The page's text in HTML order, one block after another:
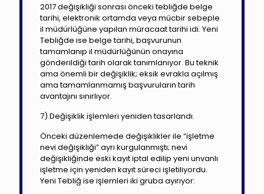
2017 değişikliği sonrası önceki tebliğde belge
tarihi, elektronik ortamda veya mücbir sebeple
il müdürlüğüne yapılan müracaat tarihi idi. Yeni
Tebliğde ise belge tarihi, başvurunun
tamamlanıp il müdürlüğünün onayına
gönderildiği tarih olarak tanımlanıyor. Bu teknik
ama önemli bir değişiklik; eksik evrakla açılmış
ama tamamlanmamış başvuruların tarih
avantajını sınırlıyor.
7) Değişiklik işlemleri yeniden tasarlandı.
Önceki düzenlemede değişiklikler ile “işletme
nevi değişikliği” ayrı kurgulanmıştı; nevi
değişikliğinde eski kayıt iptal edilip yeni unvanlı
işletme için yeniden kayıt süreci işletiliyordu.
Yeni Tebliğ ise işlemleri iki gruba ayırıyor: